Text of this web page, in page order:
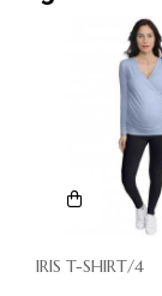
IRIS T-SHIRT/4